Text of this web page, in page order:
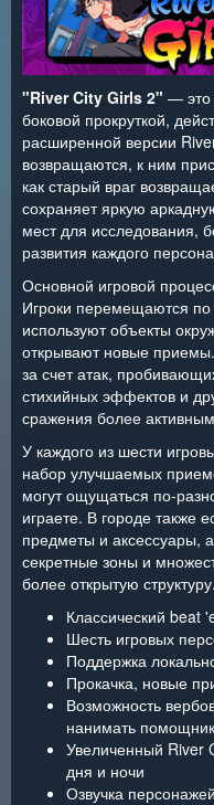
"River City Girls 2" — это
боковой прокруткой,
расширенной версии
возвращаются, к ним
как старый враг
сохраняет яркую
мест для исследования,
развития каждого
Основной игровой
Игроки перемещаются
используют объекты
открывают новые
за счет атак,
стихийных эффектов и
сражения более
У каждого из шести
набор улучшаемых
могут ощущаться по-
играете. В городе также
предметы и аксессуары,
секретные зоны и
более открытую структуру.
Классический beat
Шесть игровых
Поддержка
Прокачка, новые
Возможность
нанимать
Увеличенный River
дня и ночи
Озвучка